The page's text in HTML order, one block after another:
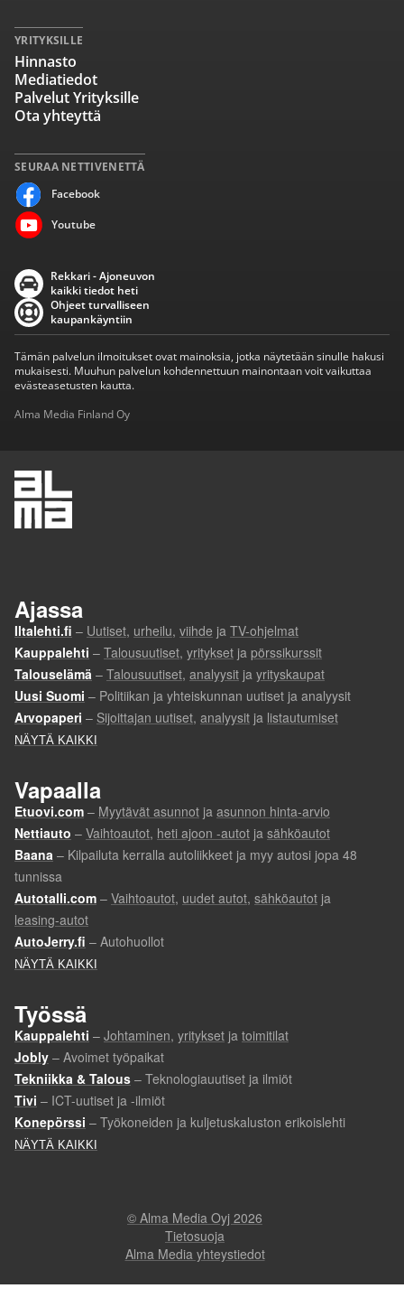
SEURAA NETTIVENETTÄ
Facebook
Youtube
YRITYKSILLE
Hinnasto
Mediatiedot
Palvelut Yrityksille
Ota yhteyttä
Rekkari - Ajoneuvon
kaikki tiedot heti
Ohjeet turvalliseen
kaupankäyntiin
Tämän palvelun ilmoitukset ovat mainoksia, jotka näytetään sinulle hakusi
mukaisesti. Muuhun palvelun kohdennettuun mainontaan voit vaikuttaa
evästeasetusten kautta.
Alma Media Finland Oy